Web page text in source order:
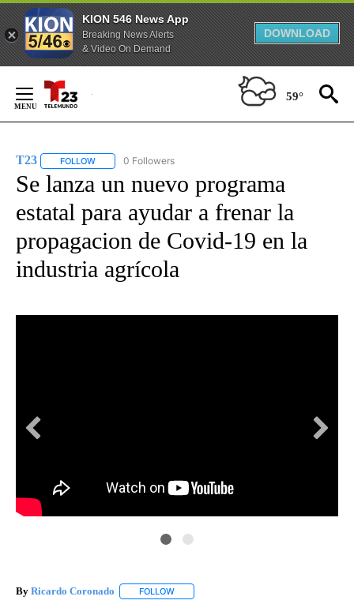
KION 546 News App
Breaking News Alerts
& Video On Demand
DOWNLOAD
Content
59°
T23 FOLLOW FOLLOW "T23" TO RECEIVE NOTIFICATIONS ABOUT NEW
0 Followers
Se lanza un nuevo programa
estatal para ayudar a frenar la
propagacion de Covid-19 en la
industria agrícola
By Ricardo Coronado FOLLOW